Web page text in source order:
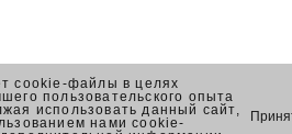
cookie-файлы в целях
пользовательского опыта
использовать данный сайт,
нами cookie-